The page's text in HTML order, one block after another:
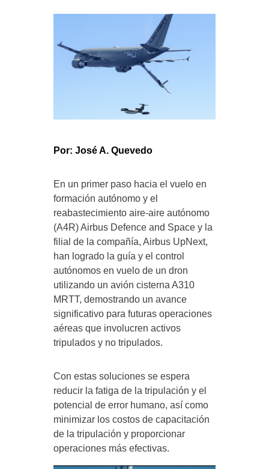
Por: José A. Quevedo
En un primer paso hacia el vuelo en
formación autónomo y el
reabastecimiento aire-aire autónomo
(A4R) Airbus Defence and Space y la
filial de la compañía, Airbus UpNext,
han logrado la guía y el control
autónomos en vuelo de un dron
utilizando un avión cisterna A310
MRTT, demostrando un avance
significativo para futuras operaciones
aéreas que involucren activos
tripulados y no tripulados.
Con estas soluciones se espera
reducir la fatiga de la tripulación y el
potencial de error humano, así como
minimizar los costos de capacitación
de la tripulación y proporcionar
operaciones más efectivas.